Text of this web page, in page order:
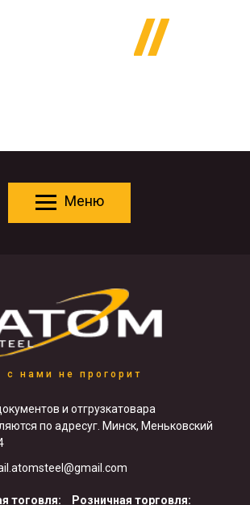
Меню
с нами не прогорит
и отгрузкатовара
по адресуг. Минск, Меньковский
тоговля: Розничная торговля: